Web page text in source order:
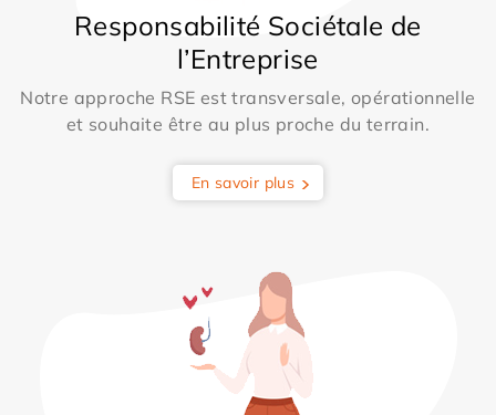
Responsabilité Sociétale de
l’Entreprise
Notre approche RSE est transversale, opérationnelle
et souhaite être au plus proche du terrain.
En savoir plus